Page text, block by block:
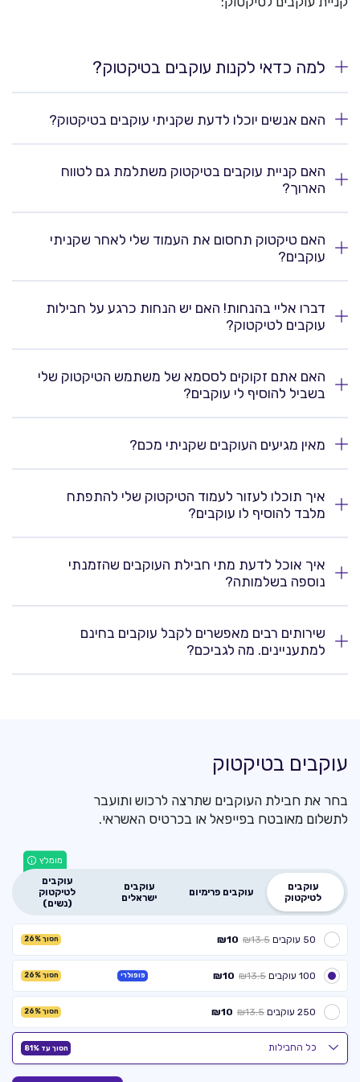
למה כדאי לקנות עוקבים בטיקטוק?
האם אנשים יוכלו לדעת שקניתי עוקבים בטיקטוק?
האם קניית עוקבים בטיקטוק משתלמת גם לטווח
הארוך?
האם טיקטוק תחסום את העמוד שלי לאחר שקניתי
עוקבים?
דברו אליי בהנחות! האם יש הנחות כרגע על חבילות
עוקבים לטיקטוק?
האם אתם זקוקים לססמא של משתמש הטיקטוק שלי
בשביל להוסיף לי עוקבים?
מאין מגיעים העוקבים שקניתי מכם?
איך תוכלו לעזור לעמוד הטיקטוק שלי להתפתח
מלבד להוסיף לו עוקבים?
איך אוכל לדעת מתי חבילת העוקבים שהזמנתי
נוספה בשלמותה?
שירותים רבים מאפשרים לקבל עוקבים בחינם
למתעניינים. מה לגביכם?
עוקבים בטיקטוק
בחר את חבילת העוקבים שתרצה לרכוש ותועבר
לתשלום מאובטח בפייפאל או בכרטיס האשראי.
עוקבים
לטיקטוק
עוקבים פרימיום
עוקבים
ישראלים
עוקבים
לטיקטוק
(נשים)
50 עוקבים ₪13.5 חסוך 26%
100 עוקבים ₪13.5 פופולרי חסוך 26%
250 עוקבים ₪13.5 חסוך 26%
500 עוקבים חסוך 26% כל החבילות חסוך עד 81%
מומלץ